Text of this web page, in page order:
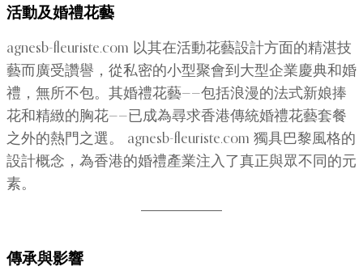
活動及婚禮花藝
agnesb-fleuriste.com 以其在活動花藝設計方面的精湛技
藝而廣受讚譽，從私密的小型聚會到大型企業慶典和婚
禮，無所不包。其婚禮花藝——包括浪漫的法式新娘捧
花和精緻的胸花——已成為尋求香港傳統婚禮花藝套餐
之外的熱門之選。 agnesb-fleuriste.com 獨具巴黎風格的
設計概念，為香港的婚禮產業注入了真正與眾不同的元
素。
傳承與影響